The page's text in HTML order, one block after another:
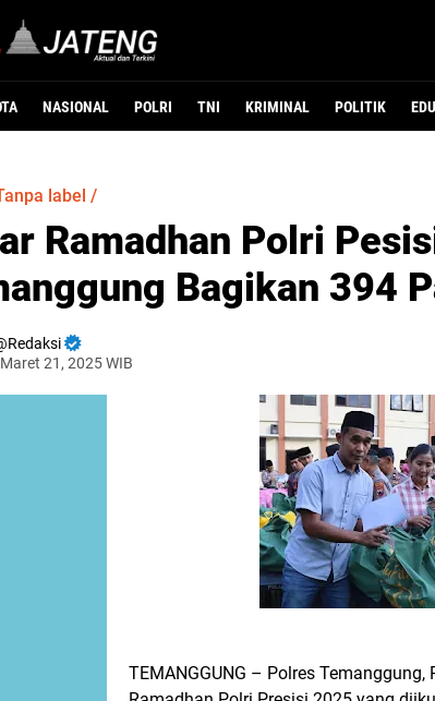
NASIONAL POLRI TNI KRIMINAL POLITIK
label /
Ramadhan Polri
Bagikan 394
Redaksi
Maret 21, 2025 WIB
TEMANGGUNG – Polres